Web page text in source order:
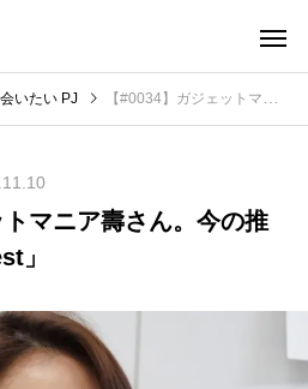
いたい PJ 【#0034】ガジェットマニア壽さん。今の推しは「Oculus Quest」
トマニア壽さん。今の推
」